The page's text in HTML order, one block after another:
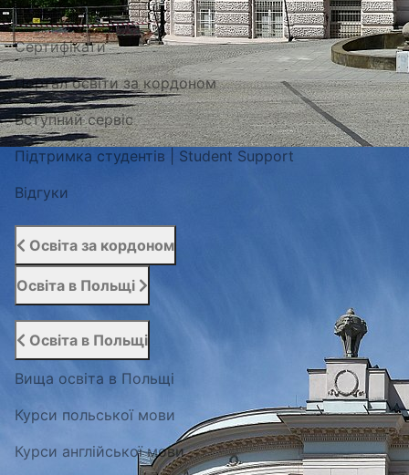
Фото/Відео
Сертифікати
Портал освіти за кордоном
Вступний сервіс
Підтримка студентів | Student Support
Відгуки
Освіта за кордоном
Освіта в Польщі
Освіта в Польщі
Вища освіта в Польщі
Курси польської мови
Курси англійської мови